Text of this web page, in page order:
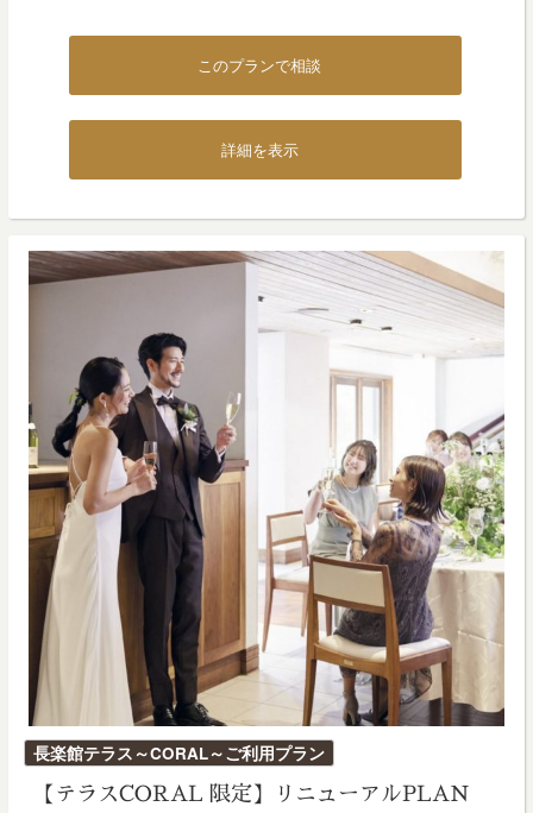
このプランで相談
詳細を表示
長楽館テラス～CORAL～ご利用プラン
日:
【テラスCORAL 限定】リニューアルPLAN